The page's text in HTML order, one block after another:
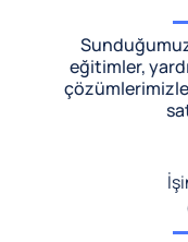
eğitimler,
çözümlerimizle